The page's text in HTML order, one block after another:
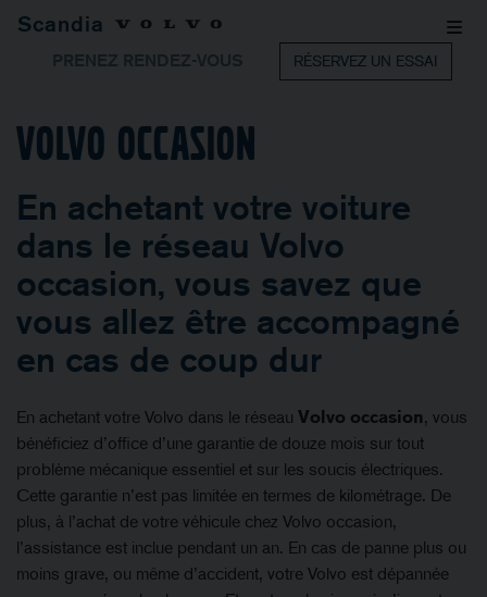
Scandia
PRENEZ RENDEZ-VOUS RÉSERVEZ UN ESSAI
Volvo occasion
En achetant votre voiture
dans le réseau Volvo
occasion, vous savez que
vous allez être accompagné
en cas de coup dur
En achetant votre Volvo dans le réseau Volvo occasion, vous
bénéficiez d’office d’une garantie de douze mois sur tout
problème mécanique essentiel et sur les soucis électriques.
Cette garantie n’est pas limitée en termes de kilométrage. De
plus, à l’achat de votre véhicule chez Volvo occasion,
l’assistance est inclue pendant un an. En cas de panne plus ou
moins grave, ou même d’accident, votre Volvo est dépannée